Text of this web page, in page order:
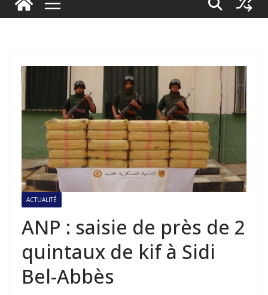
ACTUALITÉ
ANP : saisie de près de 2
quintaux de kif à Sidi
Bel-Abbès